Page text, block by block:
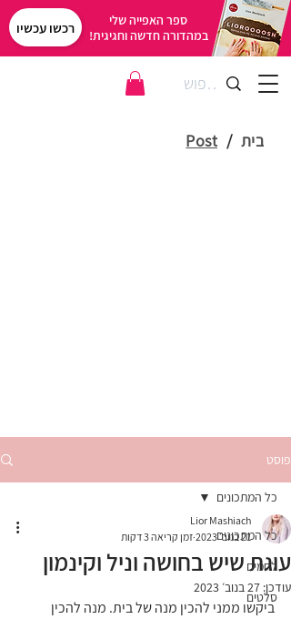
רכשו עכשיו
ספר האפייה שלי
במהדורה חדשה וחגיגית!
בית /
Post
פוסט
כל המתכונים
לחמים
סלטים
כל המתכונים
עוגת שיש בחושה וניל וקינמון
Lior Mashiach
21 בנוב׳ 2023
זמן קריאה 3 דקות
עודכן: 27 בנוב׳ 2023
ביקשו ממני להכין מנה של בית. מנה להכין